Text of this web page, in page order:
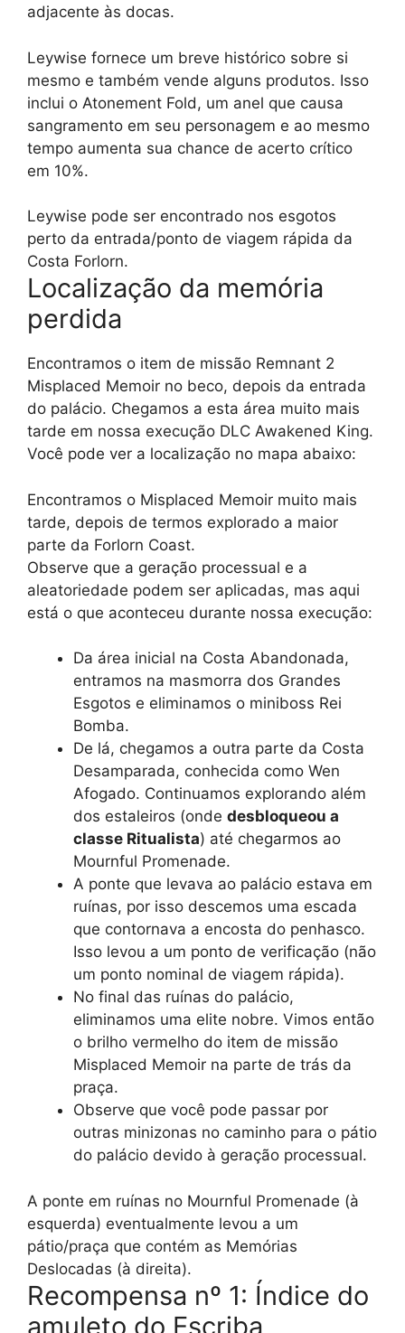
adjacente às docas.
Leywise fornece um breve histórico sobre si
mesmo e também vende alguns produtos. Isso
inclui o Atonement Fold, um anel que causa
sangramento em seu personagem e ao mesmo
tempo aumenta sua chance de acerto crítico
em 10%.
Leywise pode ser encontrado nos esgotos
perto da entrada/ponto de viagem rápida da
Costa Forlorn.
Localização da memória
perdida
Encontramos o item de missão Remnant 2
Misplaced Memoir no beco, depois da entrada
do palácio. Chegamos a esta área muito mais
tarde em nossa execução DLC Awakened King.
Você pode ver a localização no mapa abaixo:
Encontramos o Misplaced Memoir muito mais
tarde, depois de termos explorado a maior
parte da Forlorn Coast.
Observe que a geração processual e a
aleatoriedade podem ser aplicadas, mas aqui
está o que aconteceu durante nossa execução:
Da área inicial na Costa Abandonada,
entramos na masmorra dos Grandes
Esgotos e eliminamos o miniboss Rei
Bomba.
De lá, chegamos a outra parte da Costa
Desamparada, conhecida como Wen
Afogado. Continuamos explorando além
dos estaleiros (onde desbloqueou a
classe Ritualista) até chegarmos ao
Mournful Promenade.
A ponte que levava ao palácio estava em
ruínas, por isso descemos uma escada
que contornava a encosta do penhasco.
Isso levou a um ponto de verificação (não
um ponto nominal de viagem rápida).
No final das ruínas do palácio,
eliminamos uma elite nobre. Vimos então
o brilho vermelho do item de missão
Misplaced Memoir na parte de trás da
praça.
Observe que você pode passar por
outras minizonas no caminho para o pátio
do palácio devido à geração processual.
A ponte em ruínas no Mournful Promenade (à
esquerda) eventualmente levou a um
pátio/praça que contém as Memórias
Deslocadas (à direita).
Recompensa nº 1: Índice do
amuleto do Escriba